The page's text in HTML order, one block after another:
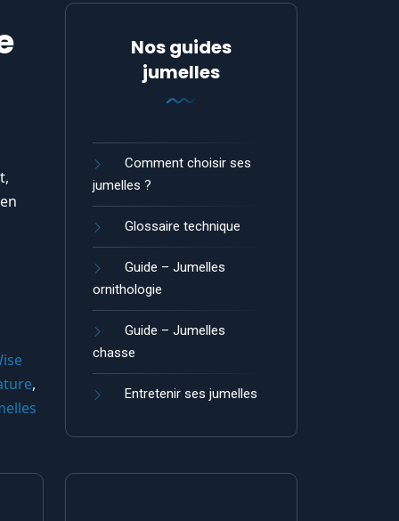
,
Nos guides
jumelles
Comment choisir ses
jumelles ?
Glossaire technique
Guide – Jumelles
ornithologie
Guide – Jumelles
chasse
Entretenir ses jumelles